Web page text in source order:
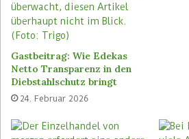
Lösungen testet, für sich
unternehmensweit ausrollt,
alle Verkaufskanäle hinweg.
nicht handeln, zahlen sie
ohne es sofort zu merken.
Lagerbeständen,
Gastbeitrag: Wie Edekas
Netto Transparenz in den
Diebstahlschutz bringt
24. Februar 2026